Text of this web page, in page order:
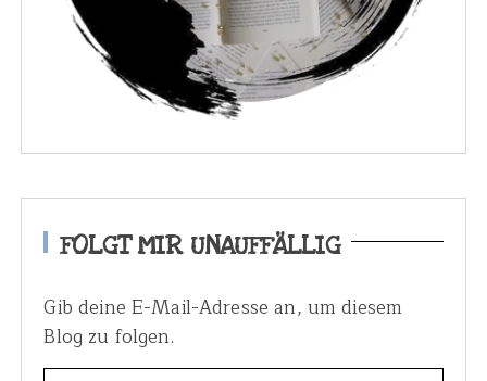
FOLGT MIR UNAUFFÄLLIG
Gib deine E-Mail-Adresse an, um diesem
Blog zu folgen.